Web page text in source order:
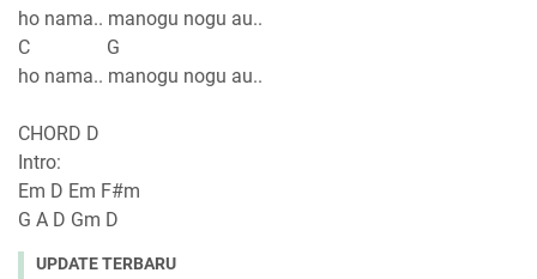
ho nama.. manogu nogu au..
C G
ho nama.. manogu nogu au..
CHORD D
Intro:
Em D Em F#m
G A D Gm D
UPDATE TERBARU